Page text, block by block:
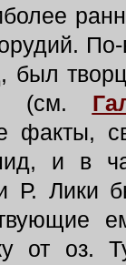
был
(см.
факты,
и в
Р. Лики
от оз.